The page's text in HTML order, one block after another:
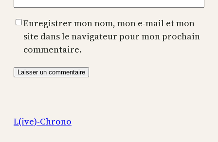
Enregistrer mon nom, mon e-mail et mon
site dans le navigateur pour mon prochain
commentaire.
L(ive)-Chrono